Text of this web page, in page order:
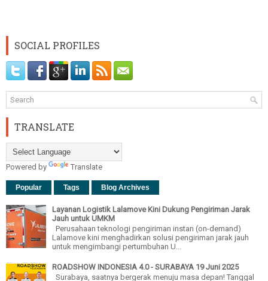
SOCIAL PROFILES
TRANSLATE
Powered by Translate
Popular Tags Blog Archives
Layanan Logistik Lalamove Kini Dukung Pengiriman Jarak
Jauh untuk UMKM
Perusahaan teknologi pengiriman instan (on-demand)
Lalamove kini menghadirkan solusi pengiriman jarak jauh
untuk mengimbangi pertumbuhan U...
ROADSHOW INDONESIA 4.0 - SURABAYA 19 Juni 2025
Surabaya, saatnya bergerak menuju masa depan! Tanggal